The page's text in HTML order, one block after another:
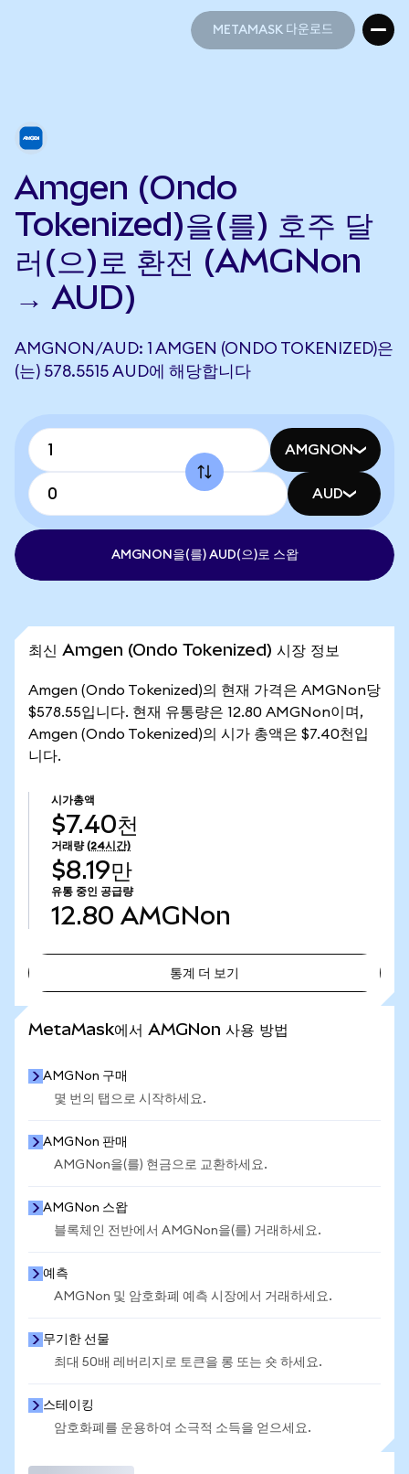
METAMASK 다운로드
Amgen (Ondo
Tokenized)을(를) 호주 달
러(으)로 환전 (AMGNon
→ AUD)
AMGNON/AUD: 1 AMGEN (ONDO TOKENIZED)은
(는) 578.5515 AUD에 해당합니다
AMGNON
AUD
AMGNON을(를) AUD(으)로 스왑
최신 Amgen (Ondo Tokenized) 시장 정보
Amgen (Ondo Tokenized)의 현재 가격은 AMGNon당
$578.55입니다. 현재 유통량은 12.80 AMGNon이며,
Amgen (Ondo Tokenized)의 시가 총액은 $7.40천입
니다.
시가총액
$7.40천
거래량 (24시간)
$8.19만
유통 중인 공급량
12.80 AMGNon
통계 더 보기
MetaMask에서 AMGNon 사용 방법
AMGNon 구매
몇 번의 탭으로 시작하세요.
AMGNon 판매
AMGNon을(를) 현금으로 교환하세요.
AMGNon 스왑
블록체인 전반에서 AMGNon을(를) 거래하세요.
예측
AMGNon 및 암호화폐 예측 시장에서 거래하세요.
무기한 선물
최대 50배 레버리지로 토큰을 롱 또는 숏 하세요.
스테이킹
암호화폐를 운용하여 소극적 소득을 얻으세요.